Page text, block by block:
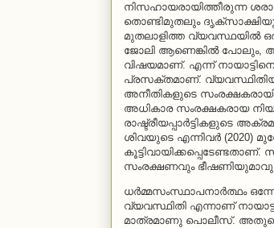
നിസഹായരായിത്തീരുന്ന
തൊണ്ടിമുതലും ദൃക്‌സാക്ഷിയും,
മുതലാളിത്ത വ്യവസ്ഥയില്‍
ജോലി ആണെങ്കില്‍ പോലും,
വിഷയമാണ്. എന്ന്
പ്രസക്തമാണ്.
അനീതികളുടെ
അധികാര സംരക്ഷകരായ
രാഷ്ട്രീയപ്പാര്‍ട്ടികളുടെ
ശിവയുടെ എന്നിവര്‍ (2020)
സംരക്ഷണവും
ധര്‍മ്മസംസ്ഥാപനാര്‍ത്ഥം
വ്യവസ്ഥിതി എന്നാണ്
മാത്രമാണു പൊലീസ്.